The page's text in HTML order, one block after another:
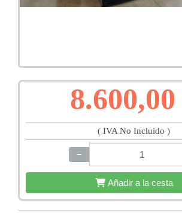
( IVA No Incluido )
−
Añadir a la cesta